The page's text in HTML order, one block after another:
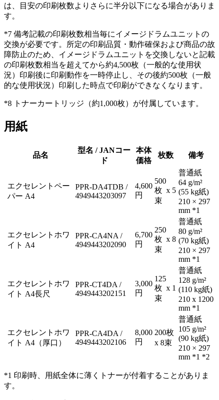
は、目安の印刷枚数よりさらに半分以下になる場合がありま
す。
*7 備考記載の印刷枚数相当毎にイメージドラムユニットの
交換が必要です。所定の印刷品質・動作確保および商品の故
障防止のため、イメージドラムユニットを交換しないと記載
の印刷枚数相当を超えてから約4,500枚（一般的な使用状
況）印刷後に印刷動作を一時停止し、その後約500枚（一般
的な使用状況）印刷した時点で印刷ができなくなります。
*8 トナーカートリッジ（約1,000枚）が付属しています。
用紙
品名
型名 / JANコー
ド
本体
価格
枚数 備考
エクセレントペー
パー A4
PPR-DA4TDB /
4949443203097
4,600
円
500
枚 x 5
束
普通紙
64 g/m²
(55 kg紙)
210 × 297
mm *1
エクセレントホワ
イト A4
PPR-CA4NA /
4949443202090
6,700
円
250
枚 x 8
束
普通紙
80 g/m²
(70 kg紙)
210 × 297
mm *1
エクセレントホワ
イト A4長尺
PPR-CT4DA /
4949443202151
3,000
円
125
枚 x 1
束
普通紙
128 g/m²
(110 kg紙)
210 x 1200
mm *1
エクセレントホワ
イト A4（厚口）
PPR-CA4DA /
4949443202106
8,000
円
200枚
x 8束
普通紙
105 g/m²
(90 kg紙)
210 × 297
mm *1 *2
*1 印刷時、用紙全体に薄くトナーが付着することがありま
す。